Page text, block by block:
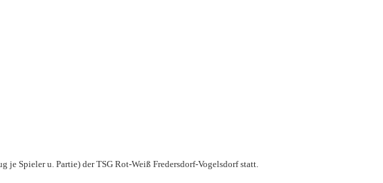
Spieler u. Partie) der TSG Rot-Weiß Fredersdorf-Vogelsdorf statt.